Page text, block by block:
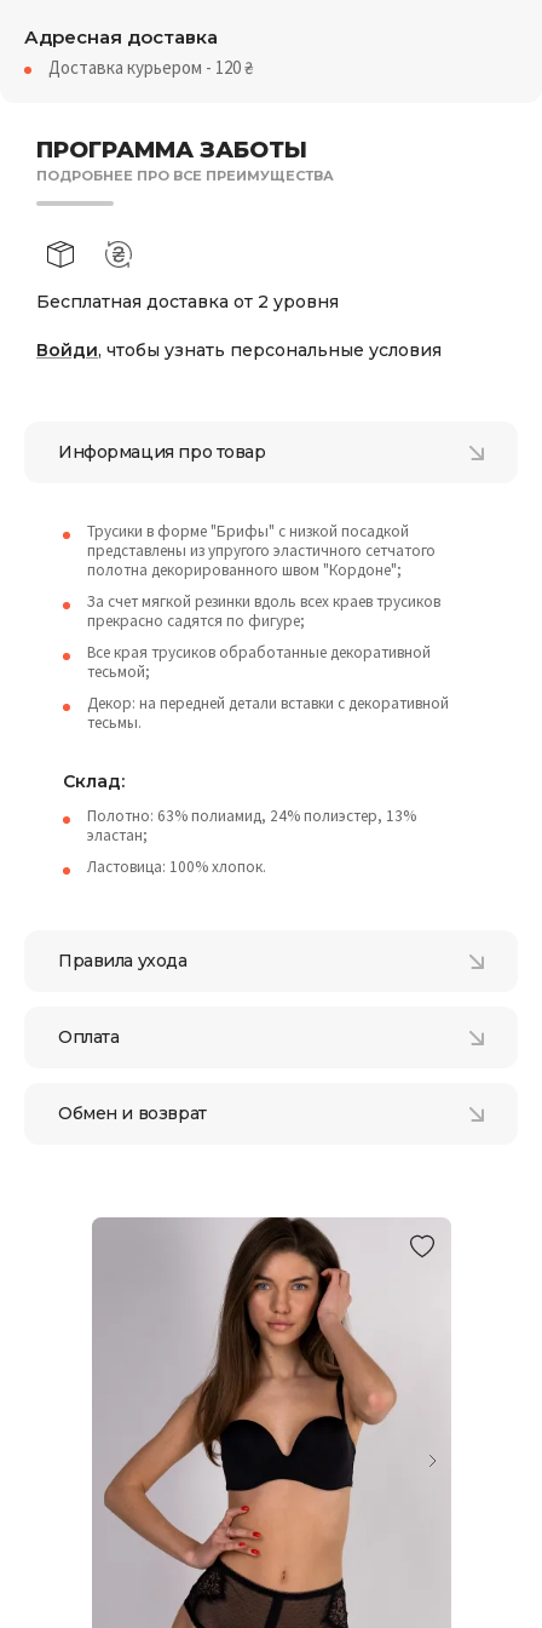
ПРОГРАММА ЗАБОТЫ
ПОДРОБНЕЕ ПРО ВСЕ ПРЕИМУЩЕСТВА
Бесплатная доставка от 2 уровня
Войди, чтобы узнать персональные условия
Адресная доставка
Доставка курьером - 120₴
Информация про товар
Трусики в форме "Брифы" с низкой посадкой
представлены из упругого эластичного сетчатого
полотна декорированного швом "Кордоне";
За счет мягкой резинки вдоль всех краев трусиков
прекрасно садятся по фигуре;
Все края трусиков обработанные декоративной
тесьмой;
Декор: на передней детали вставки с декоративной
тесьмы.
Склад:
Полотно: 63% полиамид, 24% полиэстер, 13%
эластан;
Ластовица: 100% хлопок.
Правила ухода
Оплата
Обмен и возврат